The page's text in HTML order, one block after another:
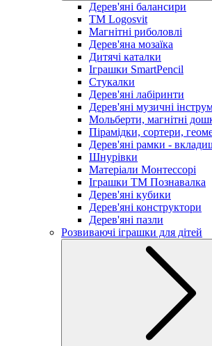
Дерев'яні балансири
TM Logosvit
Магнітні риболовлі
Дерев'яна мозаїка
Дитячі каталки
Іграшки SmartPencil
Стукалки
Дерев'яні лабіринти
Дерев'яні музичні
Мольберти, магнітні
Пірамідки, сортери,
Дерев'яні рамки -
Шнурівки
Матеріали Монтессорі
Іграшки ТМ Познавалка
Дерев'яні кубики
Дерев'яні конструктори
Дерев'яні пазли
Розвиваючі іграшки для дітей